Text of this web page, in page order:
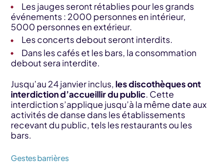
Les jauges seront rétablies pour les grands
événements : 2000 personnes en intérieur,
5000 personnes en extérieur.
Les concerts debout seront interdits.
Dans les cafés et les bars, la consommation
debout sera interdite.
Jusqu’au 24 janvier inclus, les discothèques ont
interdiction d’accueillir du public. Cette
interdiction s’applique jusqu’à la même date aux
activités de danse dans les établissements
recevant du public, tels les restaurants ou les
bars.
Gestes barrières